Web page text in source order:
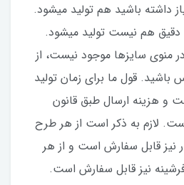
داشته باشید هم تولید میشود.
۱۵۴ در ۳۴۷ که دقیق هم نیست تولید میشود.
منوی سایزها موجود نیست، از
قول ما برای زمان تولید
کاری است و هزینه ارسال طبق قانون
لازم به ذکر است از هر طرح
نیز قابل‌ سفارش است و از هر
نیز قابل‌ سفارش است.